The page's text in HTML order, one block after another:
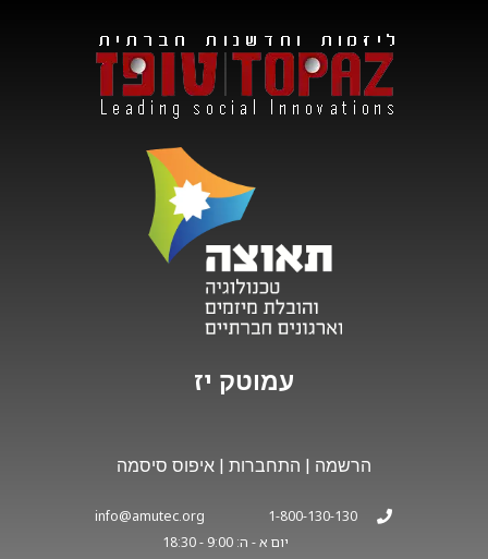
עמוטק י זמ
הרשמה | התחברות | איפוס סיסמה
1-800-130-130
info@amutec.org
יום א - ה: 9:00 - 18:30